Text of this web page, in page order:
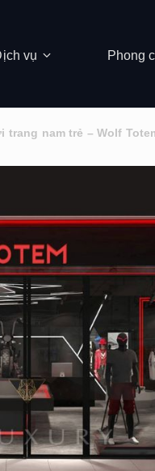
vụ Phong
trang nam trẻ – Wolf